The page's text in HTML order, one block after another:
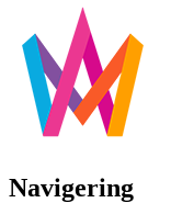
Navigering